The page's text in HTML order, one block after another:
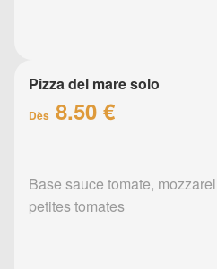
Pizza del mare solo
Dès 8.50 €
Base sauce tomate,
petites tomates